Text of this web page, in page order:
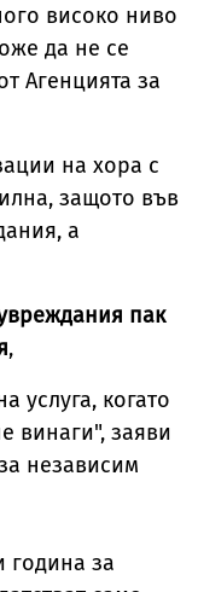
високо ниво
да не се
Агенцията за
на хора с
защото във
а
пак
,
услуга, когато
винаги", заяви
независим
година за